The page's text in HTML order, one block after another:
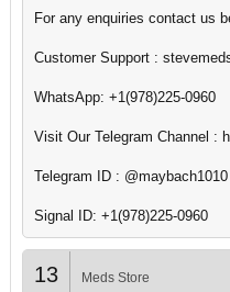
For any enquiries contact us
Customer Support :
WhatsApp: +1(978)225-0960
Visit Our Telegram Channel :
Telegram ID : @maybach1010
Signal ID: +1(978)225-0960
13 Meds Store